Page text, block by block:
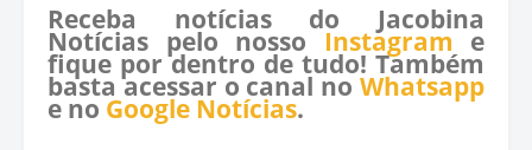
Receba notícias do Jacobina
Notícias pelo nosso Instagram e
fique por dentro de tudo! Também
basta acessar o canal no Whatsapp
e no Google Notícias.